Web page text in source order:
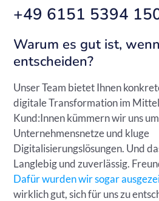
+49 6151 5394
Warum es gut ist,
entscheiden?
Unser Team bietet Ihnen
digitale Transformation im
Kund:Innen kümmern wir uns
Unternehmensnetze und kluge
Digitalisierungslösungen. Und
Langlebig und zuverlässig.
Dafür wurden wir sogar
wirklich gut, sich für uns zu